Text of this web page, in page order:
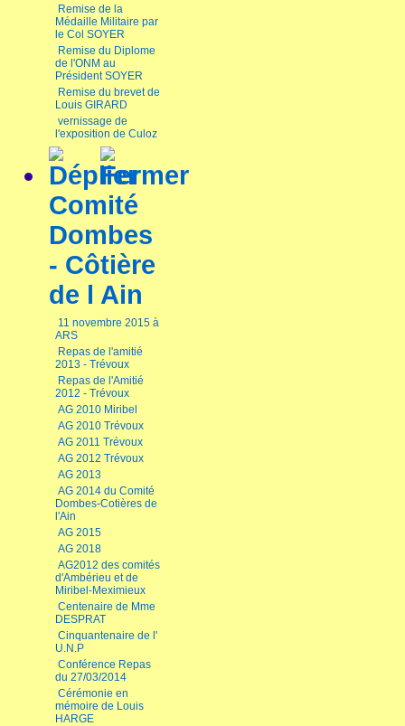
Remise de la
Médaille Militaire par
le Col SOYER
Remise du Diplome
de l'ONM au
Président SOYER
Remise du brevet de
Louis GIRARD
vernissage de
l'exposition de Culoz
Comité
Dombes
- Côtière
de l Ain
11 novembre 2015 à
ARS
Repas de l'amitié
2013 - Trévoux
Repas de l'Amitié
2012 - Trévoux
AG 2010 Miribel
AG 2010 Trévoux
AG 2011 Trévoux
AG 2012 Trévoux
AG 2013
AG 2014 du Comité
Dombes-Cotières de
l'Ain
AG 2015
AG 2018
AG2012 des comités
d'Ambérieu et de
Miribel-Meximieux
Centenaire de Mme
DESPRAT
Cinquantenaire de l'
U.N.P
Conférence Repas
du 27/03/2014
Cérémonie en
mémoire de Louis
HARGE